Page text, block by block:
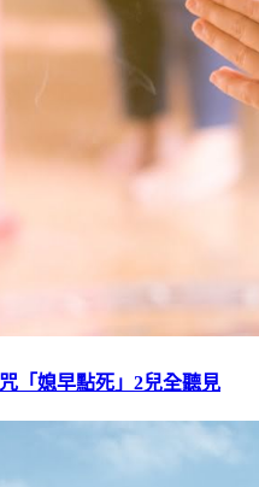
「媳早點死」2兒全聽見